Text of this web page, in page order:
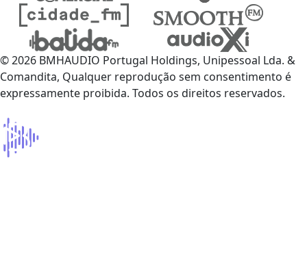
© 2026 BMHAUDIO Portugal Holdings, Unipessoal Lda. &
Comandita, Qualquer reprodução sem consentimento é
expressamente proibida. Todos os direitos reservados.